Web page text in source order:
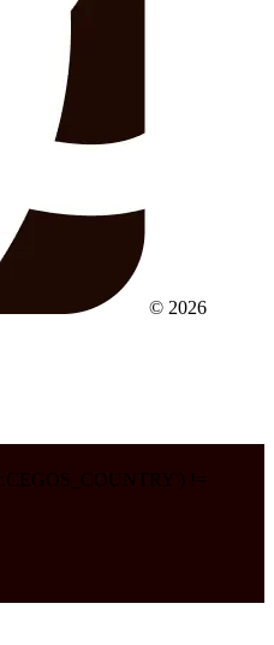
© 2026
!=